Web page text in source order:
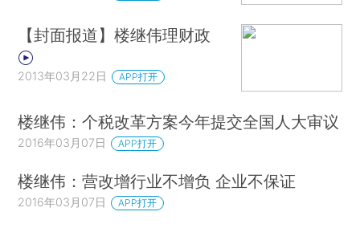
【封面报道】楼继伟理财政
2013年03月22日 APP打开
楼继伟：个税改革方案今年提交全国人大审议
2016年03月07日 APP打开
楼继伟：营改增行业不增负 企业不保证
2016年03月07日 APP打开